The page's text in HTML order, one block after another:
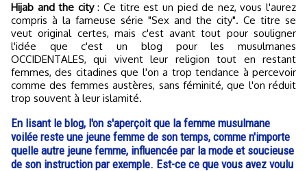
Hijab and the city: Ce titre est un pied de nez, vous l'aurez
compris à la fameuse série "Sex and the city". Ce titre se
veut original certes, mais c'est avant tout pour souligner
l'idée que c'est un blog pour les musulmanes
OCCIDENTALES, qui vivent leur religion tout en restant
femmes, des citadines que l'on a trop tendance à percevoir
comme des femmes austères, sans féminité, que l'on réduit
trop souvent à leur islamité.
En lisant le blog, l'on s'aperçoit que la femme musulmane
voilée reste une jeune femme de son temps, comme n'importe
quelle autre jeune femme, influencée par la mode et soucieuse
de son instruction par exemple. Est-ce ce que vous avez voulu